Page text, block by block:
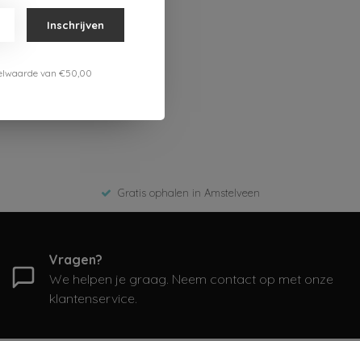
Gratis ophalen in Amstelveen
Vragen?
We helpen je graag. Neem contact op met onze
klantenservice.
Inschrijven
van €50,00